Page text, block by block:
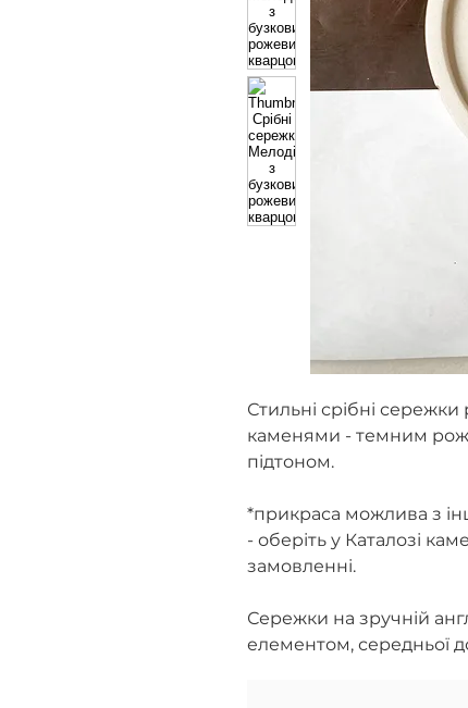
Стильні срібні
каменями - темним
підтоном.
*прикраса можлива з
- оберіть у Каталозі
замовленні.
Сережки на зручній
елементом, середньої